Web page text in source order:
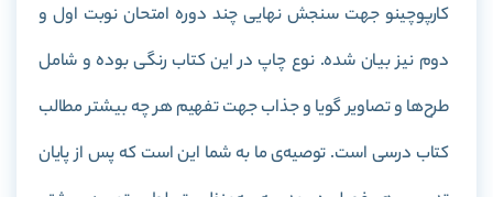
کارپوچینو جهت سنجش نهایی چند دوره امتحان نوبت اول و
دوم نیز بیان شده. نوع چاپ در این کتاب رنگی بوده و شامل
طرح‌ها و تصاویر گویا و جذاب جهت تفهیم هر چه بیشتر مطالب
کتاب درسی است. توصیه‌ی ما به شما این است که پس از پایان